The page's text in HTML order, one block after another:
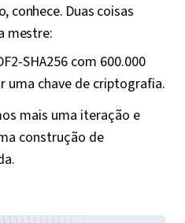
conhece. Duas coisas
mestre:
SHA256 com 600.000
uma chave de criptografia.
mais uma iteração e
construção de